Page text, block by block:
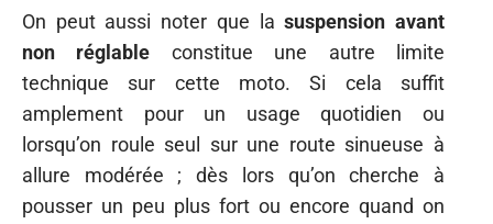
On peut aussi noter que lasuspension avant
non réglable constitue une autre limite
technique sur cette moto. Si cela suffit
amplement pour un usage quotidien ou
lorsqu’on roule seul sur une route sinueuse à
allure modérée ; dès lors qu’on cherche à
pousser un peu plus fort ou encore quand on